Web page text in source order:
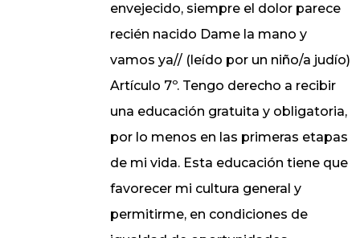
envejecido, siempre el dolor parece
recién nacido Dame la mano y
vamos ya// (leído por un niño/a judío)
Artículo 7º. Tengo derecho a recibir
una educación gratuita y obligatoria,
por lo menos en las primeras etapas
de mi vida. Esta educación tiene que
favorecer mi cultura general y
permitirme, en condiciones de